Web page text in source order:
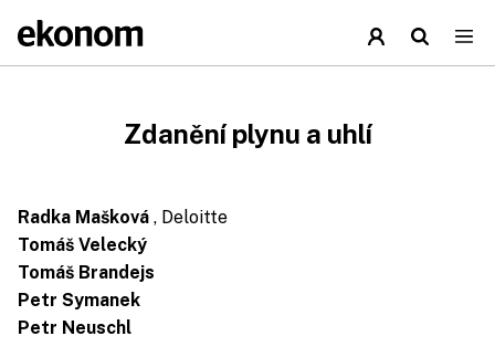
Zdanění plynu a uhlí
Radka Mašková , Deloitte
Tomáš Velecký
Tomáš Brandejs
Petr Symanek
Petr Neuschl